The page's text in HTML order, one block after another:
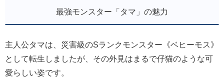
最強モンスター「タマ」の魅力
主人公タマは、災害級のSランクモンスター《ベヒーモス》
として転生しましたが、その外見はまるで仔猫のような可
愛らしい姿です。